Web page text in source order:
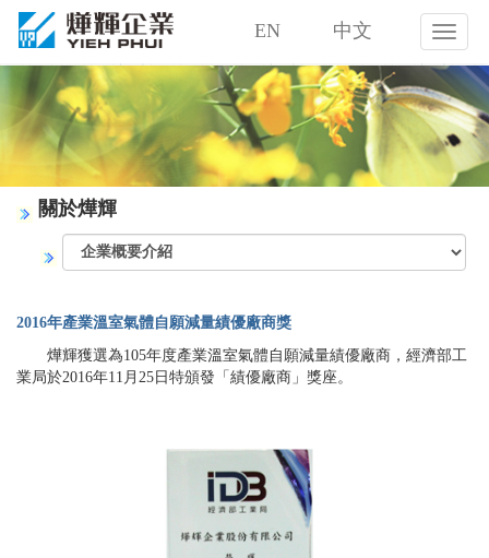
燁
輝
企
業
股
份
有
限
司
EN 中文
關於燁輝
2016年產業溫室氣體自願減量績優廠商獎
燁輝獲選為105年度產業溫室氣體自願減量績優廠商，經濟部工
業局於2016年11月25日特頒發「績優廠商」獎座。